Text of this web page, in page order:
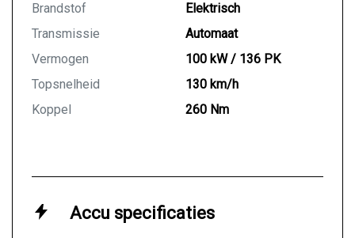
advertentie. Vertrouw niet alleen op deze informatie
maar controleert u altijd zelf de zaken welke voor u
belangrijk zijn en uw beslissing zouden kunnen
uw aanvullende vragen.
Brandstof
Elektrisch
Transmissie
Automaat
Vermogen
100 kW / 136 PK
Topsnelheid
130 km/h
Koppel
260 Nm
Accu specificaties